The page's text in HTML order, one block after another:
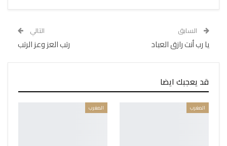
السابق
يا رب أنت رازق العباد
التالي
رتب العز وعز الرتب
قد يعجبك ايضا
المغرب المغرب